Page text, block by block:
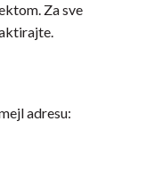
Za sve
adresu: